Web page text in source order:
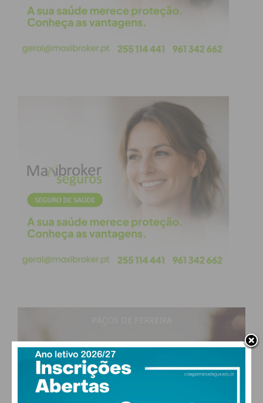
12°
clear sky
vento: 1m/s E
MAX 12 • MIN 12